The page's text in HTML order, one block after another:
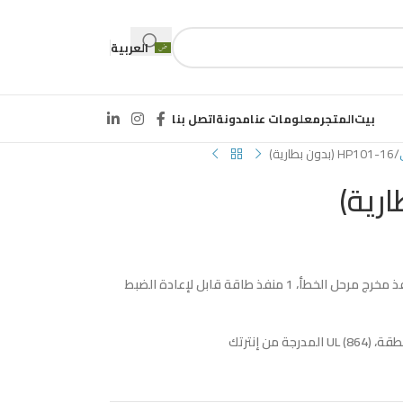
العربية
بيتالمتجرمعلومات عنامدونةاتصل بنا
HP101-16 (بدون بطارية)
، 1 منفذ مخرج مرحل الخطأ، 1 منفذ طاقة قابل لإعادة الضبط